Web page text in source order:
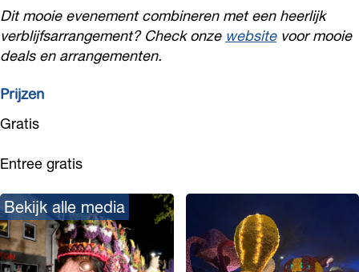
o
o
r
e
r
h
o
N
o
j
k
e
Dit mooie evenement combineren met een heerlijk
verblijfsarrangement? Check onze websitevoor mooie
deals en arrangementen.
Prijzen
Gratis
Entree gratis
Bekijk alle media